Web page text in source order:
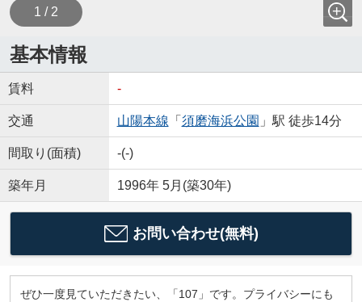
1 / 2
基本情報
賃料 -
交通 山陽本線 「 須磨海浜公園 」駅 徒歩14分
間取り(面積) -(-)
築年月 1996年 5月(築30年)
お問い合わせ(無料)
ぜひ一度見ていただきたい、「107」です。プライバシーにも